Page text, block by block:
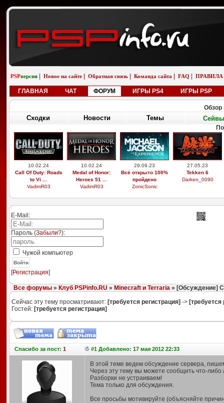
PSPверсия Новое на сайте Обратная связь Команда сайта FAQ ПРАВИЛА
ГЛАВНАЯ ЧАТ ФОРУМ ИГРЫ PS4 ИГРЫ PSP
Обзор
Сходки Новости Темы Сейвы
10.02.24
Call Of Duty: Roads
to Vi ...
VadimR03
10.02.24
Medal of Honor:
Heroes 51 ...
VadimR03
29.09.23
Всё открыто 100%
пройдено
ZonicSonic
27.05.23
Tekken 6
Darken_0090
E-Mail:
Пароль (Забыли?):
Чужой компьютер
Войти
[Регистрация]
Все форумы» Клуб PSPinfo.RU » Minecraft и Terraria» [Обсуждение]
Сейчас эту тему просматривают: [требуется регистрация] -> [требуется
Гостей: [требуется регистрация]
Спасибоза пост: 1 #1 Добавлено: 17 мая 2012 22:33
В этой теме ведем обсуждение сервера,
Через эту тему вы можете сообщить что-либо
Разборки не устраиваем!
Тема только для обсуждения.
Все просьбы мотивируйте (объясняйте